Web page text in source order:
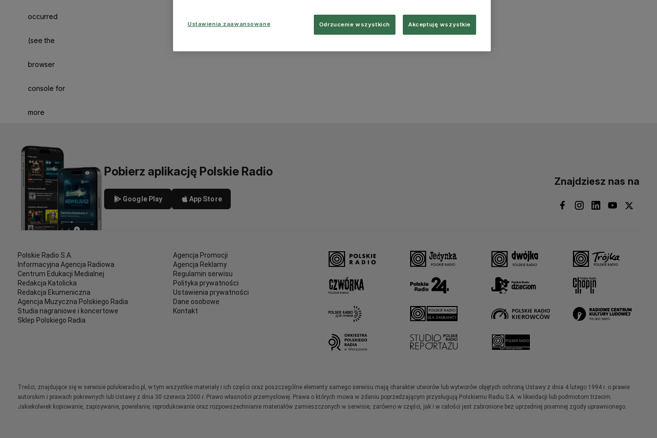
occurred
(see the
browser
console for
more
Pobierz aplikację Polskie Radio
Google Play App Store
Znajdziesz nas na
Polskie Radio S.A.
Informacyjna Agencja Radiowa
Centrum Edukacji Medialnej
Redakcja Katolicka
Redakcja Ekumeniczna
Agencja Muzyczna Polskiego Radia
Studia nagraniowe i koncertowe
Sklep Polskiego Radia
Agencja Promocji
Agencja Reklamy
Regulamin serwisu
Polityka prywatności
Ustawienia prywatności
Dane osobowe
Kontakt
Treści, znajdujące się w serwisie polskieradio.pl, w tym wszystkie materiały i ich części oraz poszczególne elementy samego serwisu mają charakter utworów lub wytworów objętych ochroną Ustawy z dnia 4 lutego 1994 r. o prawie
autorskim i prawach pokrewnych lub Ustawy z dnia 30 czerwca 2000 r. Prawo własności przemysłowej. Prawa o których mowa w zdaniu poprzedzającym przysługują Polskiemu Radiu S.A. w likwidacji lub podmiotom trzecim.
Jakiekolwiek kopiowanie, zapisywanie, powielanie, reprodukowanie oraz rozpowszechnianie materiałów zamieszczonych w serwisie, zarówno w części, jak i w całości jest zabronione bez uprzedniej pisemnej zgody uprawnionego.
Ustawienia zaawansowane Odrzucenie wszystkich Akceptuję wszystkie